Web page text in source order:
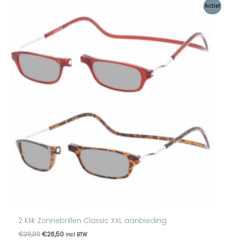
Actie!
2 Klik Zonnebrillen Classic XXL aanbieding
€29,90
€29,90.
€26,50
is:
€26,50.
incl BTW